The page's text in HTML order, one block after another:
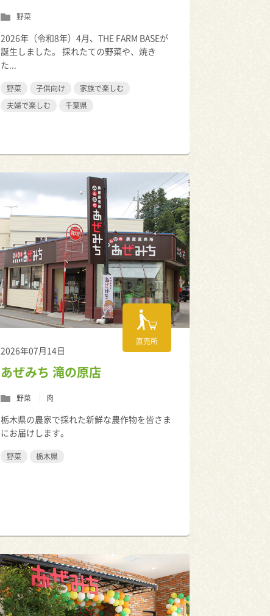
野菜
2026年（令和8年）4月、THE FARM BASEが
誕生しました。 採れたての野菜や、焼き
た...
野菜 子供向け
家族で楽しむ
夫婦で楽しむ
千葉県
直売所
2026年07月14日
あぜみち 滝の原店
野菜 肉
栃木県の農家で採れた新鮮な農作物を皆さま
にお届けします。
野菜 栃木県